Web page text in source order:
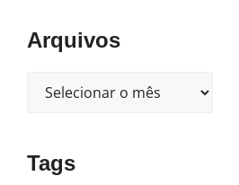
Arquivos
Tags